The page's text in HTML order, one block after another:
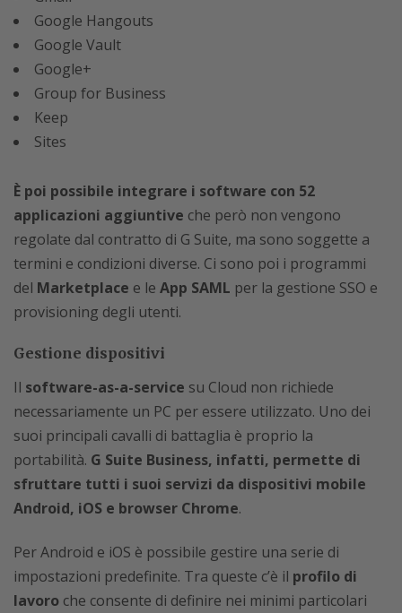
Google Hangouts
Google Vault
Google+
Group for Business
Keep
Sites
È poi possibile integrare i software con 52
applicazioni aggiuntive che però non vengono
regolate dal contratto di G Suite, ma sono soggette a
termini e condizioni diverse. Ci sono poi i programmi
del Marketplace e le App SAML per la gestione SSO e
provisioning degli utenti.
Gestione dispositivi
Il software-as-a-service su Cloud non richiede
necessariamente un PC per essere utilizzato. Uno dei
suoi principali cavalli di battaglia è proprio la
portabilità. G Suite Business, infatti, permette di
sfruttare tutti i suoi servizi da dispositivi mobile
Android, iOS e browser Chrome.
Per Android e iOS è possibile gestire una serie di
impostazioni predefinite. Tra queste c’è il profilo di
lavoro che consente di definire nei minimi particolari